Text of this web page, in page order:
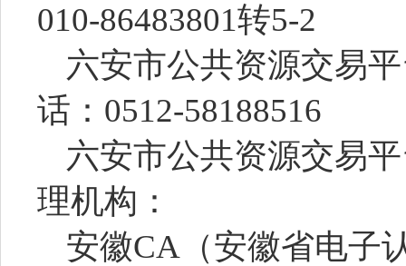
010-86483801转5-2
六安市公共资源交易
话： 0512-58188516
六安市公共资源交易
理机构：
安徽CA（安徽省电子